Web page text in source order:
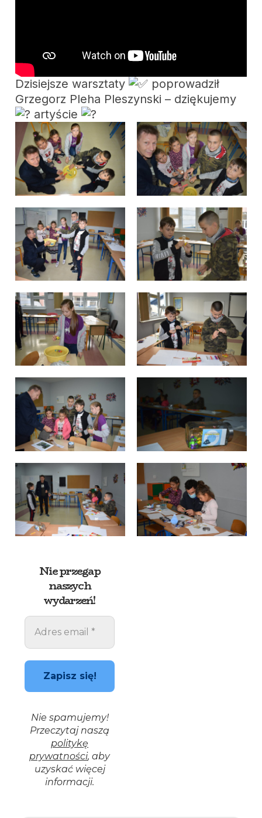
Dzisiejsze warsztaty
poprowadził
Grzegorz Pleha Pleszynski – dziękujemy
artyście
Nie przegap
naszych
wydarzeń!
Nie spamujemy!
Przeczytaj naszą
politykę
prywatności, aby
uzyskać więcej
informacji.